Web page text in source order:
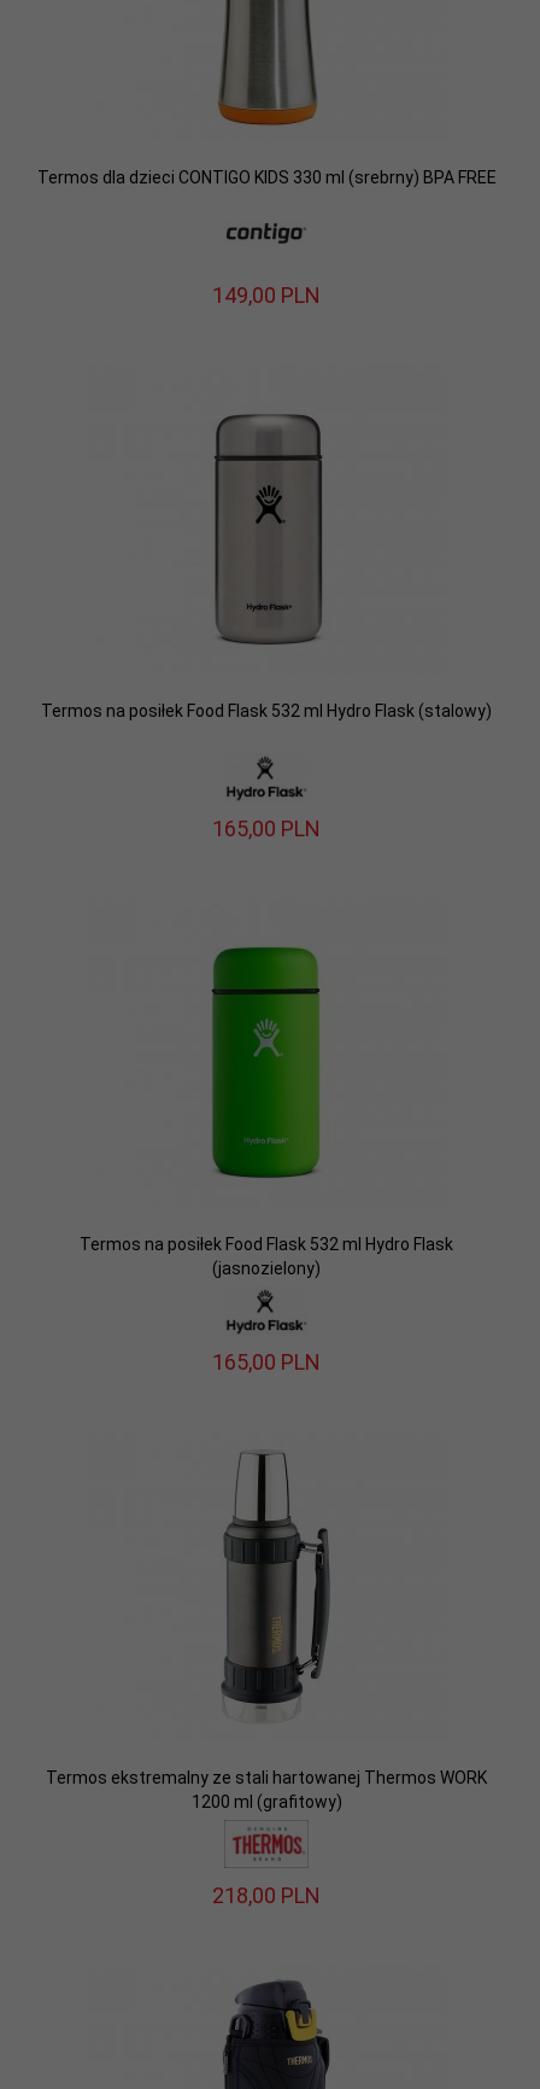
Termos dla dzieci CONTIGO KIDS 330 ml (srebrny) BPA FREE
149,00 PLN
Termos na posiłek Food Flask 532 ml Hydro Flask (stalowy)
165,00 PLN
Termos na posiłek Food Flask 532 ml Hydro Flask
(jasnozielony)
165,00 PLN
Termos ekstremalny ze stali hartowanej Thermos WORK
1200 ml (grafitowy)
218,00 PLN